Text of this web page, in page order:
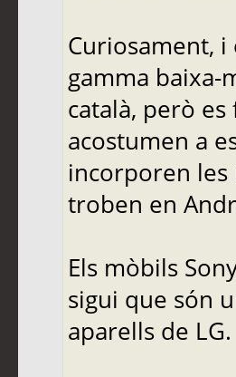
Curiosament,
gamma baixa-
català, però
acostumen a
incorporen les
troben en
Els mòbils
sigui que són
aparells de LG.